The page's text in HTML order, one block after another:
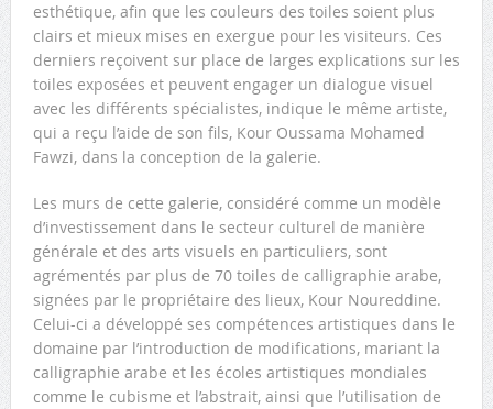
esthétique, afin que les couleurs des toiles soient plus
clairs et mieux mises en exergue pour les visiteurs. Ces
derniers reçoivent sur place de larges explications sur les
toiles exposées et peuvent engager un dialogue visuel
avec les différents spécialistes, indique le même artiste,
qui a reçu l’aide de son fils, Kour Oussama Mohamed
Fawzi, dans la conception de la galerie.
Les murs de cette galerie, considéré comme un modèle
d’investissement dans le secteur culturel de manière
générale et des arts visuels en particuliers, sont
agrémentés par plus de 70 toiles de calligraphie arabe,
signées par le propriétaire des lieux, Kour Noureddine.
Celui-ci a développé ses compétences artistiques dans le
domaine par l’introduction de modifications, mariant la
calligraphie arabe et les écoles artistiques mondiales
comme le cubisme et l’abstrait, ainsi que l’utilisation de